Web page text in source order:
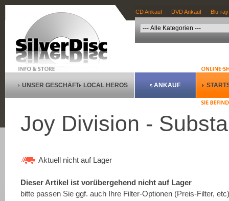
CD Ankauf DVD Ankauf Blu-
UNSER GESCHÄFT LOCAL HEROS ANKAUF
Joy Division -
Aktuell nicht auf Lager
Dieser Artikel ist vorübergehend nicht auf Lager
bitte passen Sie ggf. auch Ihre Filter-Optionen (Preis-Filter,